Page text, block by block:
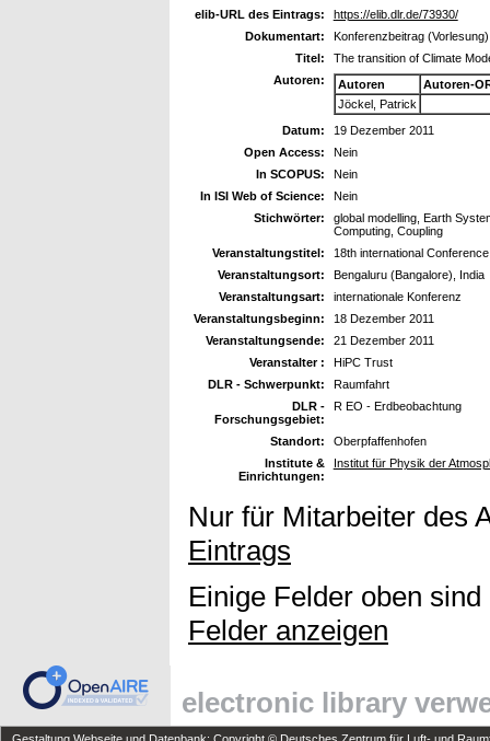
elib-URL des Eintrags:
https://elib.dlr.de/73930/
Dokumentart:
Konferenzbeitrag (Vorlesung)
Titel:
The transition of Climate
Autoren:
Autoren
Autoren-
Jöckel, Patrick
Datum:
19 Dezember 2011
Open Access:
Nein
In SCOPUS:
Nein
In ISI Web of Science:
Nein
Stichwörter:
global modelling, Earth
Computing, Coupling
Veranstaltungstitel:
18th international
Veranstaltungsort:
Bengaluru (Bangalore), India
Veranstaltungsart:
internationale Konferenz
Veranstaltungsbeginn:
18 Dezember 2011
Veranstaltungsende:
21 Dezember 2011
Veranstalter :
HiPC Trust
DLR - Schwerpunkt:
Raumfahrt
DLR -
Forschungsgebiet:
R EO - Erdbeobachtung
Standort:
Oberpfaffenhofen
Institute &
Einrichtungen:
Institut für Physik der
Nur für Mitarbeiter des
Eintrags
Einige Felder oben
Felder anzeigen
electronic library